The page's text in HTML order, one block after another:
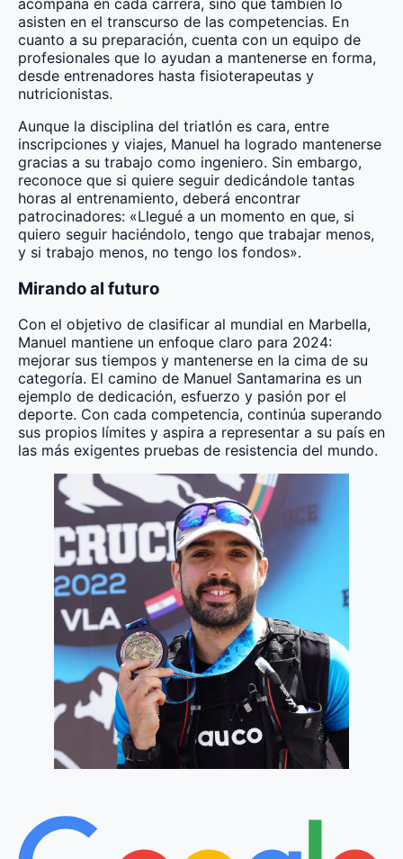
acompaña en cada carrera, sino que también lo
asisten en el transcurso de las competencias. En
cuanto a su preparación, cuenta con un equipo de
profesionales que lo ayudan a mantenerse en forma,
desde entrenadores hasta fisioterapeutas y
nutricionistas.
Aunque la disciplina del triatlón es cara, entre
inscripciones y viajes, Manuel ha logrado mantenerse
gracias a su trabajo como ingeniero. Sin embargo,
reconoce que si quiere seguir dedicándole tantas
horas al entrenamiento, deberá encontrar
patrocinadores: «Llegué a un momento en que, si
quiero seguir haciéndolo, tengo que trabajar menos,
y si trabajo menos, no tengo los fondos».
Mirando al futuro
Con el objetivo de clasificar al mundial en Marbella,
Manuel mantiene un enfoque claro para 2024:
mejorar sus tiempos y mantenerse en la cima de su
categoría. El camino de Manuel Santamarina es un
ejemplo de dedicación, esfuerzo y pasión por el
deporte. Con cada competencia, continúa superando
sus propios límites y aspira a representar a su país en
las más exigentes pruebas de resistencia del mundo.